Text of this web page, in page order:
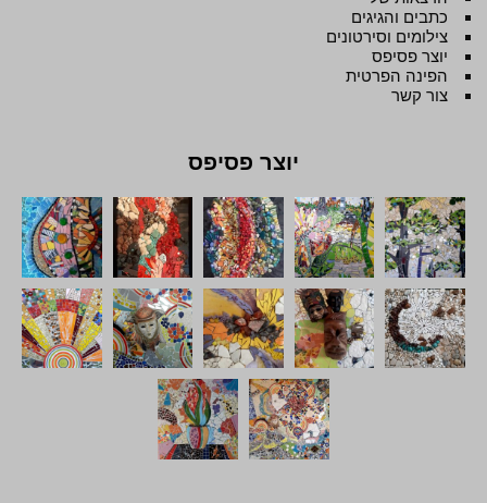
כתבים והגיגים
צילומים וסירטונים
יוצר פסיפס
הפינה הפרטית
צור קשר
יוצר פסיפס